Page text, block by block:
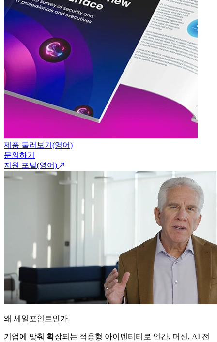
제품 둘러보기(영어)
문의하기
지원 포털(영어)
왜 세일포인트인가
기업에 맞춰 확장되는 적응형 아이덴티티로 인간, 머신, AI 전